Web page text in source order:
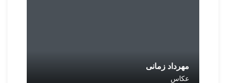
مهرداد زمانی
عکاس